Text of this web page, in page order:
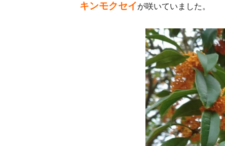
キンモクセイが咲いていました。